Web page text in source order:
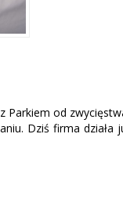
Parkiem od
Dziś firma działa